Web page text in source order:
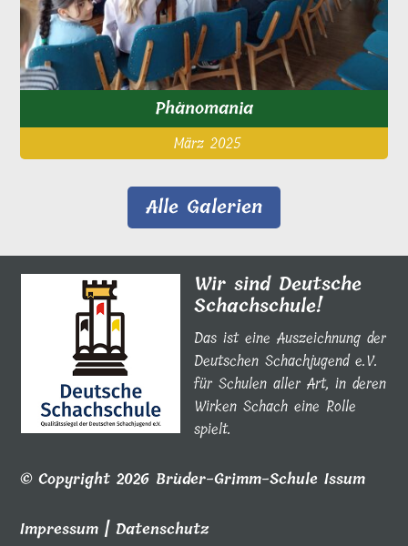
Phänomania
März 2025
Alle Galerien
Wir sind Deutsche
Schachschule!
Das ist eine Auszeichnung der
Deutschen Schachjugend e.V.
für Schulen aller Art, in deren
Wirken Schach eine Rolle
spielt.
© Copyright 2026 Brüder-Grimm-Schule Issum
Impressum |Datenschutz